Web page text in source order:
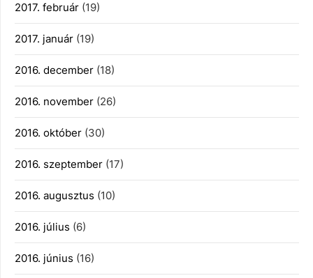
2017. február (19)
2017. január (19)
2016. december (18)
2016. november (26)
2016. október (30)
2016. szeptember (17)
2016. augusztus (10)
2016. július (6)
2016. június (16)